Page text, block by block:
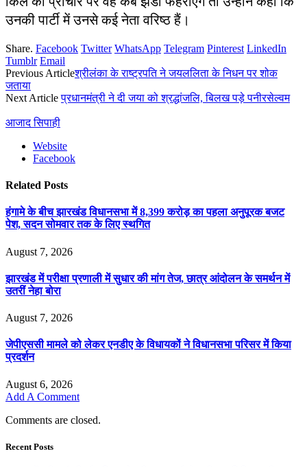
उनकी पार्टी में उनसे कई नेता वरिष्ठ हैं।
Share. Facebook Twitter WhatsApp Telegram Pinterest LinkedIn
Tumblr Email
Previous Articleश्रीलंका के राष्ट्रपति ने जयललिता के निधन पर शोक
जताया
Next Articleप्रधानमंत्री ने दी जया को श्रद्धांजलि, बिलख पड़े पनीरसेल्वम
आजाद सिपाही
Website
Facebook
Related Posts
हंगामे के बीच झारखंड विधानसभा में 8,399 करोड़ का पहला अनुपूरक बजट
पेश, सदन सोमवार तक के लिए स्थगित
August 7, 2026
झारखंड में परीक्षा प्रणाली में सुधार की मांग तेज, छात्र आंदोलन के समर्थन में
उतरीं नेहा बोरा
August 7, 2026
जेपीएससी मामले को लेकर एनडीए के विधायकों ने विधानसभा परिसर में किया
प्रदर्शन
August 6, 2026
Add A Comment
Comments are closed.
Recent Posts